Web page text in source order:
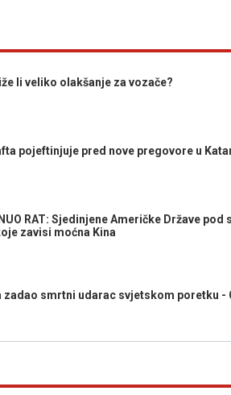
li veliko olakšanje za vozače?
pojeftinjuje pred nove pregovore u
RAT: Sjedinjene Američke Države pod
zavisi moćna Kina
zadao smrtni udarac svjetskom poretku